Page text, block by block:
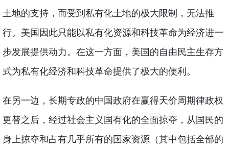
土地的支持，而受到私有化土地的极大限制，无法推
行。美国因此只能以私有化资源和科技革命为经济进一
步发展提供动力。在这一方面，美国的自由民主生存方
式为私有化经济和科技革命提供了极大的便利。
在另一边，长期专政的中国政府在赢得天价周期律政权
更替之后，经过社会主义国有化的全面掠夺，从国民的
身上掠夺和占有几乎所有的国家资源（其中包括全部的